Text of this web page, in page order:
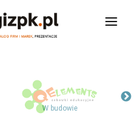
W budowie